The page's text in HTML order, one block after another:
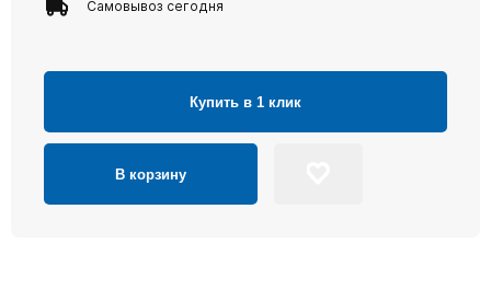
Самовывоз сегодня
Купить в 1 клик
В корзину